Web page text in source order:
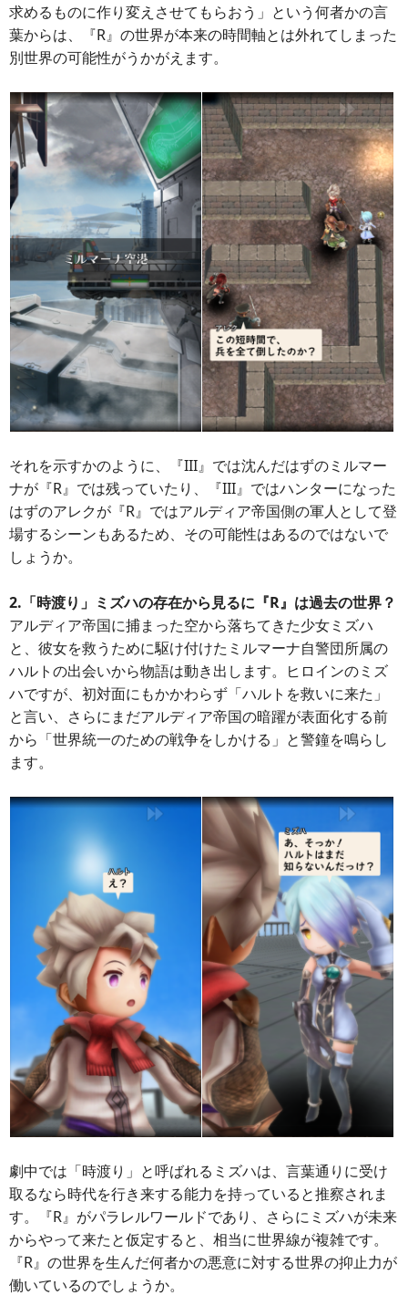
求めるものに作り変えさせてもらおう」という何者かの言
葉からは、『R』の世界が本来の時間軸とは外れてしまった
別世界の可能性がうかがえます。
それを示すかのように、『III』では沈んだはずのミルマー
ナが『R』では残っていたり、『III』ではハンターになった
はずのアレクが『R』ではアルディア帝国側の軍人として登
場するシーンもあるため、その可能性はあるのではないで
しょうか。
2.「時渡り」ミズハの存在から見るに『R』は過去の世界？
アルディア帝国に捕まった空から落ちてきた少女ミズハ
と、彼女を救うために駆け付けたミルマーナ自警団所属の
ハルトの出会いから物語は動き出します。ヒロインのミズ
ハですが、初対面にもかかわらず「ハルトを救いに来た」
と言い、さらにまだアルディア帝国の暗躍が表面化する前
から「世界統一のための戦争をしかける」と警鐘を鳴らし
ます。
劇中では「時渡り」と呼ばれるミズハは、言葉通りに受け
取るなら時代を行き来する能力を持っていると推察されま
す。『R』がパラレルワールドであり、さらにミズハが未来
からやって来たと仮定すると、相当に世界線が複雑です。
『R』の世界を生んだ何者かの悪意に対する世界の抑止力が
働いているのでしょうか。